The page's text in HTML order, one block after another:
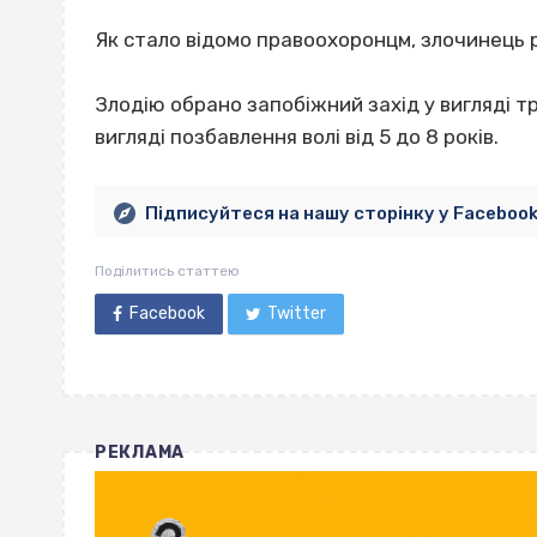
Як стало відомо правоохоронцм,
Злодію обрано запобіжний захід у вигляді
вигляді позбавлення волі від 5 до 8 років.
Підписуйтеся на нашу сторінку у Facebook
Поділитись статтею
Facebook Twitter
РЕКЛАМА